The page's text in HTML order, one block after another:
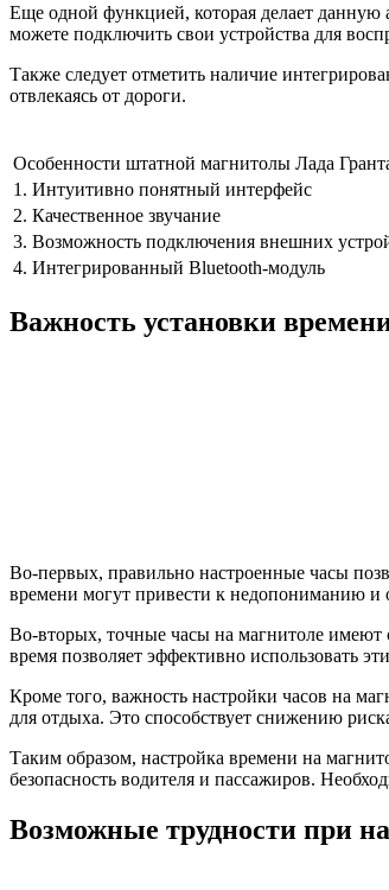
Еще одной функцией, которая делает
можете подключить свои устройства для
Также следует отметить наличие
отвлекаясь от дороги.
Особенности штатной магнитолы Лада
1. Интуитивно понятный интерфейс
2. Качественное звучание
3. Возможность подключения внешних
4. Интегрированный Bluetooth-модуль
Важность установки
Во-первых, правильно настроенные часы
времени могут привести к недопониманию и
Во-вторых, точные часы на магнитоле имеют
время позволяет эффективно использовать
Кроме того, важность настройки часов на
для отдыха. Это способствует снижению
Таким образом, настройка времени на
безопасность водителя и пассажиров.
Возможные трудности при